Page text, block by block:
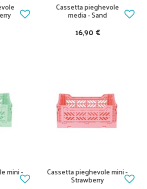
Cassetta pieghevole
media - Sand
16,90 €
mini - Cassetta pieghevole mini -
Strawberry